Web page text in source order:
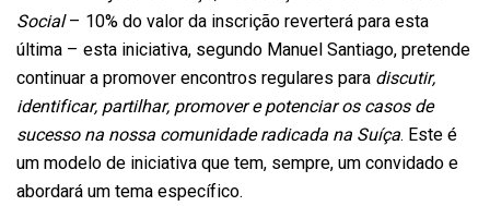
Social– 10% do valor da inscrição reverterá para esta
última – esta iniciativa, segundo Manuel Santiago, pretende
continuar a promover encontros regulares para discutir,
identificar, partilhar, promover e potenciar os casos de
sucesso na nossa comunidade radicada na Suíça. Este é
um modelo de iniciativa que tem, sempre, um convidado e
abordará um tema específico.